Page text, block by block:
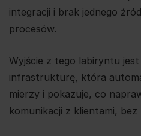
integracji i brak jednego
procesów.
Wyjście z tego labiryntu
infrastrukturę, która
mierzy i pokazuje, co
komunikacji z klientami,